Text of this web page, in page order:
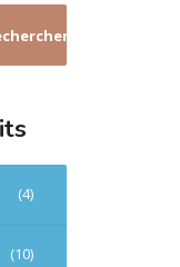
(4)
(10)